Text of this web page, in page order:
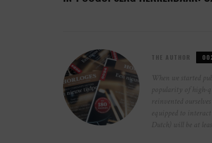
THE AUTHOR
When we started
popularity of high-
reinvented
equipped to
Dutch) will be at